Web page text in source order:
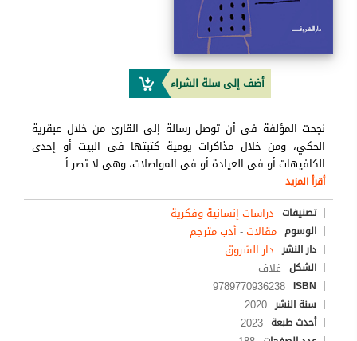
أضف إلى سلة الشراء
نجحت المؤلفة فى أن توصل رسالة إلى القارئ من خلال عبقرية
الحكي، ومن خلال مذاكرات يومية كتبتها فى البيت أو إحدى
الكافيهات أو فى العيادة أو فى المواصلات، وهى لا تصر أ…
أقرأ المزيد
تصنيفات دراسات إنسانية وفكرية
الوسوم مقالات- أدب مترجم
دار النشر دار الشروق
الشكل غلاف
ISBN
9789770936238
سنة النشر 2020
أحدث طبعة 2023